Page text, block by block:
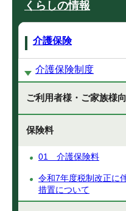
くらしの情報
介護保険
介護保険制度
ご利用者様・ご家族様
保険料
01 介護保険料
令和7年度税制改正に
措置について